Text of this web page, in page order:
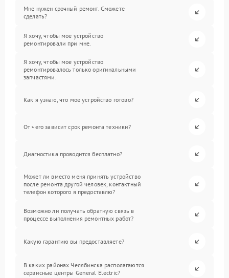
Мне нужен срочный ремонт. Сможете
сделать?
Я хочу, чтобы мое устройство
ремонтировали при мне.
Я хочу, чтобы мое устройство
ремонтировалось только оригинальными
запчастями.
Как я узнаю, что мое устройство готово?
От чего зависит срок ремонта техники?
Диагностика проводится бесплатно?
Может ли вместо меня принять устройство
после ремонта другой человек, контактный
телефон которого я предоставлю?
Возможно ли получать обратную связь в
процессе выполнения ремонтных работ?
Какую гарантию вы предоставляете?
В каких районах Челябинска располагаются
сервисные центры General Electric?